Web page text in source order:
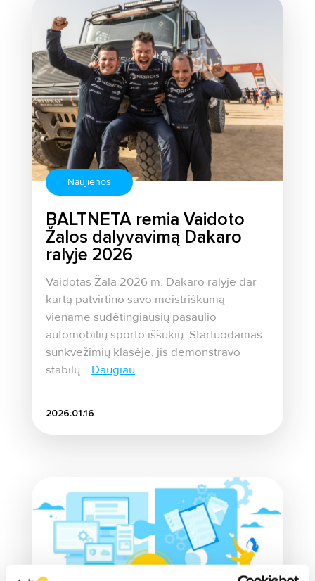
Naujienos
BALTNETA remia Vaidoto
Žalos dalyvavimą Dakaro
ralyje 2026
Vaidotas Žala 2026 m. Dakaro ralyje dar
kartą patvirtino savo meistriškumą
viename sudėtingiausių pasaulio
automobilių sporto iššūkių. Startuodamas
sunkvežimių klasėje, jis demonstravo
stabilų... Daugiau
2026.01.16